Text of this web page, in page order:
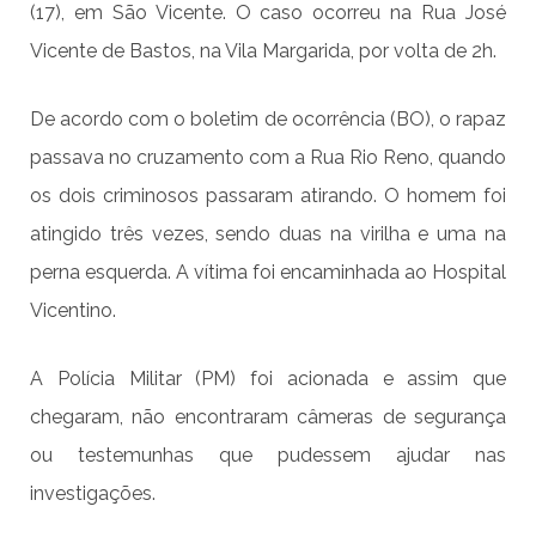
(17), em São Vicente. O caso ocorreu na Rua José
Vicente de Bastos, na Vila Margarida, por volta de 2h.
De acordo com o boletim de ocorrência (BO), o rapaz
passava no cruzamento com a Rua Rio Reno, quando
os dois criminosos passaram atirando. O homem foi
atingido três vezes, sendo duas na virilha e uma na
perna esquerda. A vítima foi encaminhada ao Hospital
Vicentino.
A Polícia Militar (PM) foi acionada e assim que
chegaram, não encontraram câmeras de segurança
ou testemunhas que pudessem ajudar nas
investigações.